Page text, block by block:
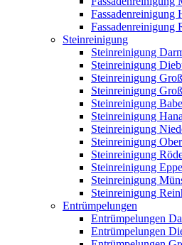
Fassadenreinigung
Fassadenreinigung
Steinreinigung
Steinreinigung
Steinreinigung
Steinreinigung
Steinreinigung
Steinreinigung
Steinreinigung
Steinreinigung
Steinreinigung
Steinreinigung
Steinreinigung
Steinreinigung
Steinreinigung
Entrümpelungen
Entrümpelungen
Entrümpelungen